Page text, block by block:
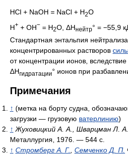
HCl + NaOH = NaCl + H2O
H+ + OH− = H2O, ΔHнейтр° = −55,9
Стандартная энтальпия
концентрированных растворов
от концентрации ионов,
ΔHгидратации° ионов при
Примечания
↑ (метка на борту судна,
загрузки — грузовую ватерлинию)
↑ Жуховицкий А. А., Шварцман Л. А.
Металлургия, 1976. — 544 с.
↑ Стромберг А. Г., Семченко Д. П.